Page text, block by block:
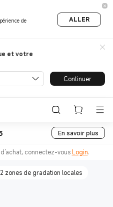
de
ALLER
et votre
Continuer
En savoir plus
connectez-vousLogin.
zones de gradation locales